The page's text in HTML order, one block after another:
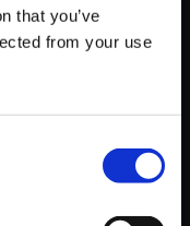
that you’ve
from your use
アンイージー